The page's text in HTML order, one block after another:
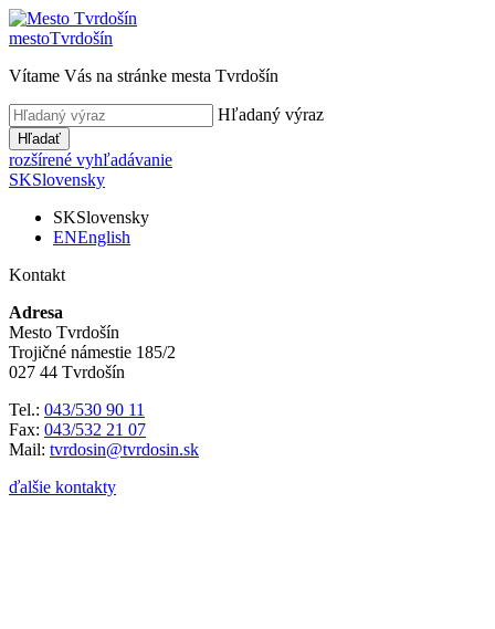
mestoTvrdošín
Vítame Vás na stránke mesta Tvrdošín
Hľadaný výraz
Hľadať
rozšírené vyhľadávanie
SKSlovensky
SKSlovensky
ENEnglish
Kontakt
Adresa
Mesto Tvrdošín
Trojičné námestie 185/2
027 44 Tvrdošín
Tel.: 043/530 90 11
Fax: 043/532 21 07
Mail: tvrdosin@tvrdosin.sk
ďalšie kontakty